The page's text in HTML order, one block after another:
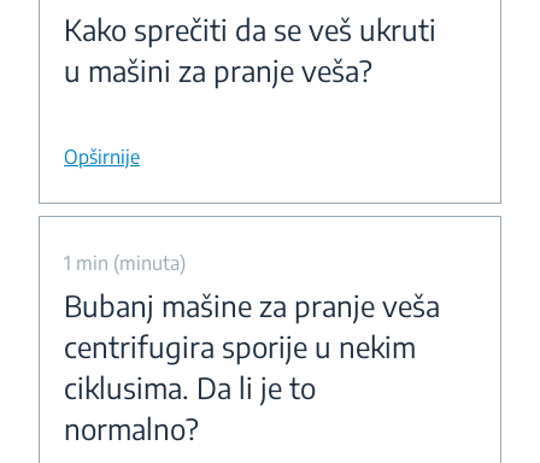
Kako sprečiti da se veš ukruti
u mašini za pranje veša?
Opširnije
1 min (minuta)
Bubanj mašine za pranje veša
centrifugira sporije u nekim
ciklusima. Da li je to
normalno?